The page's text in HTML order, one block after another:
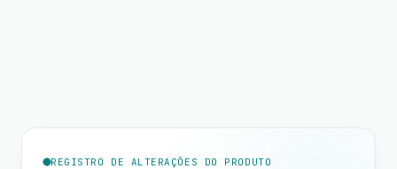
REGISTRO DE ALTERAÇÕES DO PRODUTO